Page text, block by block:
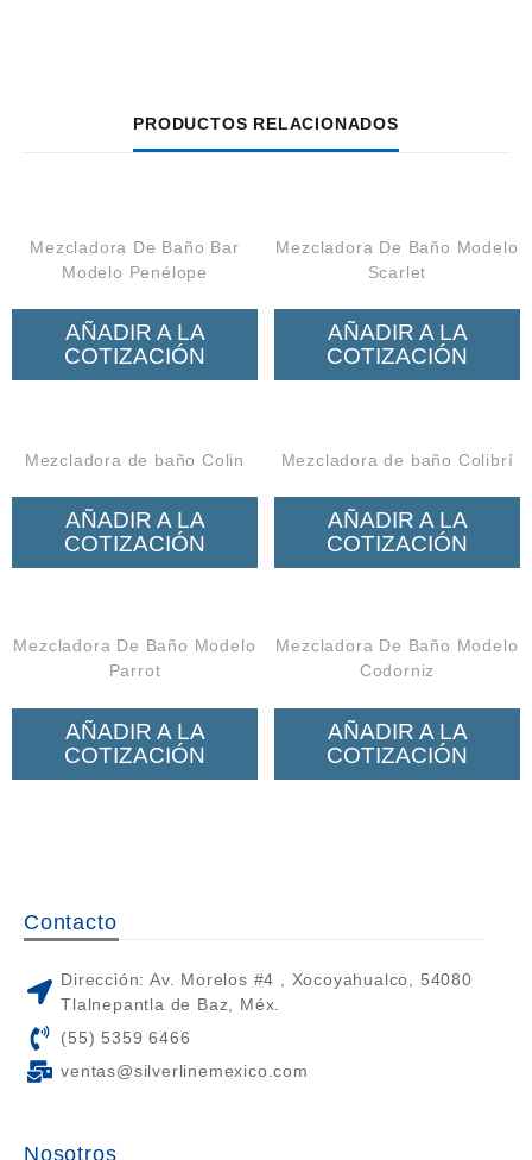
PRODUCTOS RELACIONADOS
Mezcladora De Baño Bar
Modelo Penélope
AÑADIR A LA
COTIZACIÓN
Mezcladora De Baño Modelo
Scarlet
AÑADIR A LA
COTIZACIÓN
Mezcladora de baño Colin
AÑADIR A LA
COTIZACIÓN
Mezcladora de baño Colibrí
AÑADIR A LA
COTIZACIÓN
Mezcladora De Baño Modelo
Parrot
AÑADIR A LA
COTIZACIÓN
Mezcladora De Baño Modelo
Codorniz
AÑADIR A LA
COTIZACIÓN
Contacto
Dirección: Av. Morelos #4 , Xocoyahualco, 54080
Tlalnepantla de Baz, Méx.
(55) 5359 6466
ventas@silverlinemexico.com
Nosotros